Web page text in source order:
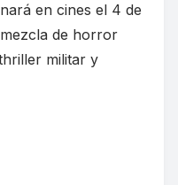
en cines el 4 de
de horror
militar y